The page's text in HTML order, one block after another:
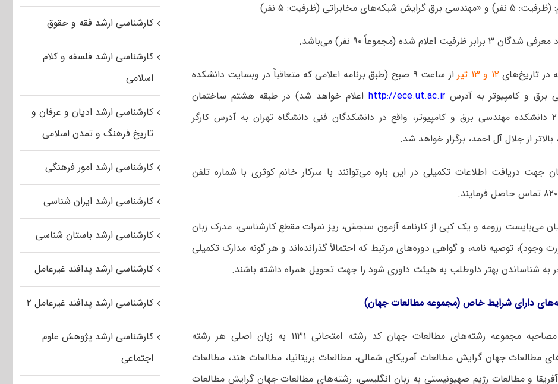
گرایش شبکه‌های مخابراتی (ظرفیت: ۵ نفر)
ظرفیت اعلام شده (مجموعاً ۹۰ نفر) می‌باشد.
در تاریخ‌های۱۲ و ۱۳ تیر
از ساعت ۹ صبح (طبق برنامه اعلامی که متعاقباً در وبسایت دانشکده
برق و کامپیوتر به آدرس http://ece.ut.ac.irاعلام خواهد شد) در طبقه هشتم ساختمان
شماره ۲ دانشکده مهندسی برق و کامپیوتر، واقع در دانشکدگان فنی دانشگاه تهران به آدرس کارگر
از جلال آل احمد، برگزار خواهد شد.
جهت دریافت اطلاعات تکمیلی در این باره می‌توانند با سرکار خانم کوثری با شماره تلفن
می‌بایست رزومه و یک کپی از کارنامه آزمون سنجش، ریز نمرات مقطع کارشناسی، مدرک زبان
وجود)، توصیه نامه، و گواهی دوره‌های مرتبط که احتمالاً گذرانده‌اند و هر گونه مدارک تکمیلی
به شناساندن بهتر داوطلب به هیئت داوری شود را جهت تحویل همراه داشته باشند.
آزمون مصاحبه مجموعه رشته‌های مطالعات جهان کد رشته امتحانی ۱۱۳۱ به زبان اصلی هر رشته
مطالعات جهان گرایش مطالعات آمریکای شمالی، مطالعات بریتانیا، مطالعات هند، مطالعات
و مطالعات رژیم صهیونیستی به زبان انگلیسی، رشته‌های مطالعات جهان گرایش مطالعات
کارشناسی ارشد فقه و حقوق
کارشناسی ارشد فلسفه و کلام
اسلامی
کارشناسی ارشد ادیان و عرفان و
تاریخ فرهنگ و تمدن اسلامی
کارشناسی ارشد امور فرهنگی
کارشناسی ارشد ایران شناسی
کارشناسی ارشد باستان شناسی
کارشناسی ارشد پدافند غیرعامل
کارشناسی ارشد پدافند غیرعامل ۲
کارشناسی ارشد پژوهش علوم
اجتماعی